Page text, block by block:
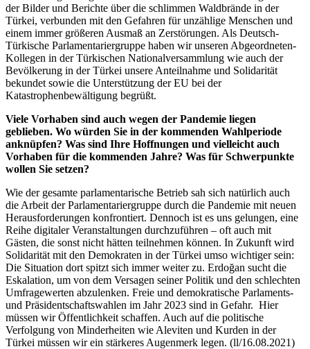
der Bilder und Berichte über die schlimmen Waldbrände in der
Türkei, verbunden mit den Gefahren für unzählige Menschen und
einem immer größeren Ausmaß an Zerstörungen. Als Deutsch-
Türkische Parlamentariergruppe haben wir unseren Abgeordneten-
Kollegen in der Türkischen Nationalversammlung wie auch der
Bevölkerung in der Türkei unsere Anteilnahme und Solidarität
bekundet sowie die Unterstützung der EU bei der
Katastrophenbewältigung begrüßt.
Viele Vorhaben sind auch wegen der Pandemie liegen
geblieben. Wo würden Sie in der kommenden Wahlperiode
anknüpfen? Was sind Ihre Hoffnungen und vielleicht auch
Vorhaben für die kommenden Jahre? Was für Schwerpunkte
wollen Sie setzen?
Wie der gesamte parlamentarische Betrieb sah sich natürlich auch
die Arbeit der Parlamentariergruppe durch die Pandemie mit neuen
Herausforderungen konfrontiert. Dennoch ist es uns gelungen, eine
Reihe digitaler Veranstaltungen durchzuführen – oft auch mit
Gästen, die sonst nicht hätten teilnehmen können. In Zukunft wird
Solidarität mit den Demokraten in der Türkei umso wichtiger sein:
Die Situation dort spitzt sich immer weiter zu. Erdoğan sucht die
Eskalation, um von dem Versagen seiner Politik und den schlechten
Umfragewerten abzulenken. Freie und demokratische Parlaments-
und Präsidentschaftswahlen im Jahr 2023 sind in Gefahr. Hier
müssen wir Öffentlichkeit schaffen. Auch auf die politische
Verfolgung von Minderheiten wie Aleviten und Kurden in der
Türkei müssen wir ein stärkeres Augenmerk legen. (ll/16.08.2021)